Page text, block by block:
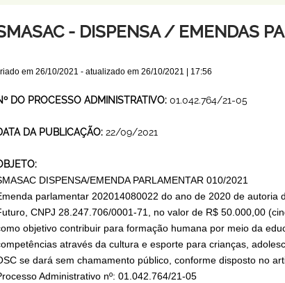
- DISPENSA / EMENDAS
em 26/10/2021 - atualizado em 26/10/2021 | 17:56
DO PROCESSO ADMINISTRATIVO: 01.042.764/21-05
DA PUBLICAÇÃO: 22/09/2021
DISPENSA/EMENDA PARLAMENTAR 010/2021
parlamentar 202014080022 do ano de 2020 de autoria
CNPJ 28.247.706/0001-71, no valor de R$ 50.000,00
objetivo contribuir para formação humana por meio da
através da cultura e esporte para crianças,
se dará sem chamamento público, conforme disposto no
Administrativo nº: 01.042.764/21-05